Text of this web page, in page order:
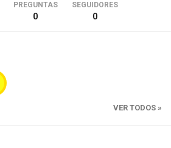
PREGUNTAS
0
SEGUIDORES
0
VER TODOS »